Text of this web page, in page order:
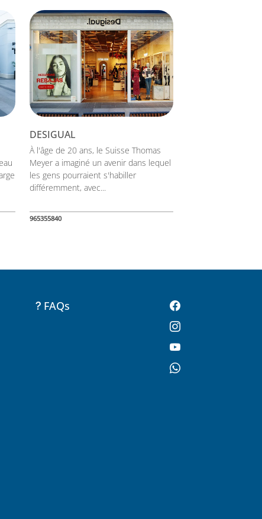
DESIGUAL
À l'âge de 20 ans, le Suisse Thomas
Meyer a imaginé un avenir dans lequel
les gens pourraient s'habiller
différemment, avec...
965355840
FAQs